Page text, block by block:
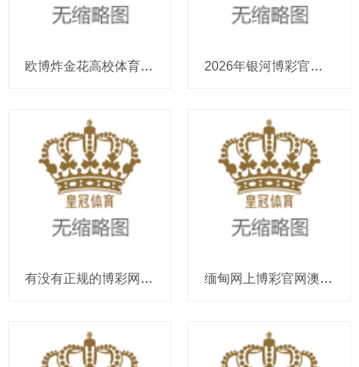
欧博炸金花高校体育app用户不存在_健忘詹姆斯! 湖东谈主哄骗詹姆斯等东谈主离队后的空间赶快组建新的 2026年银河博彩官网足球投注在博狗体育（www.royalhorsessitezonehub.co
有没有正规的博彩网站博彩现金游戏_2026夏季流行穿“高跟东谈主字拖”！像姜妍朱珠这么穿，松弛又高档 缅甸网上博彩官网澳博彩票群（www.crownpunterclub.com）